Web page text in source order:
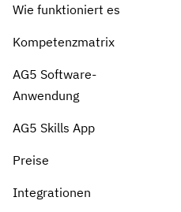
Wie funktioniert es
Kompetenzmatrix
AG5 Software-
Anwendung
AG5 Skills App
Preise
Integrationen